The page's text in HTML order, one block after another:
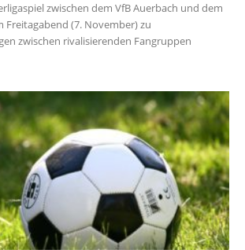
zwischen dem VfB Auerbach und dem
Freitagabend (7. November) zu
zwischen rivalisierenden Fangruppen